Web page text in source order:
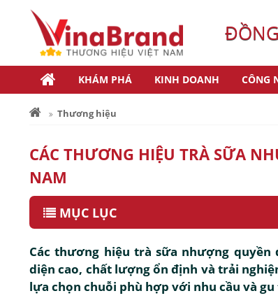
KHÁM PHÁ KINH DOANH CÔNG
Thương hiệu
CÁC THƯƠNG HIỆU TRÀ SỮA
NAM
MỤC LỤC
Các thương hiệu trà sữa nhượng
diện cao, chất lượng ổn định và trải
lựa chọn chuỗi phù hợp với nhu cầu và